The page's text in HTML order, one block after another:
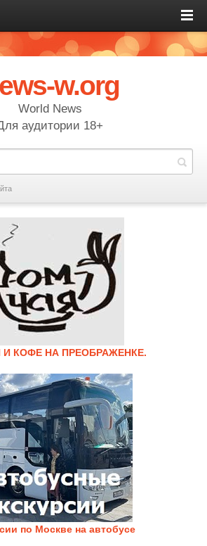
w.org
World News
аудитории 18+
КОФЕ НА ПРЕОБРАЖЕНКЕ.
по Москве на автобусе